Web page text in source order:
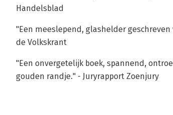
Handelsblad
"Een meeslepend, glashelder
de Volkskrant
"Een onvergetelijk boek, spannend,
gouden randje." - Juryrapport Zoenjury